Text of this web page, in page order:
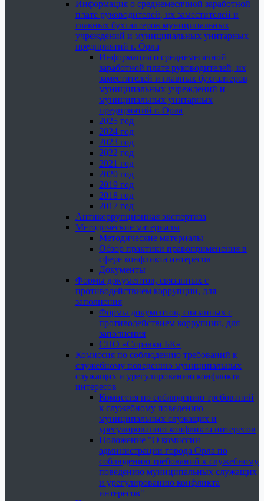
Информация о среднемесячной заработной
плате руководителей, их заместителей и
главных бухгалтеров муниципальных
учреждений и муниципальных унитарных
предприятий г. Орла
Информация о среднемесячной
заработной плате руководителей, их
заместителей и главных бухгалтеров
муниципальных учреждений и
муниципальных унитарных
предприятий г. Орла
2025 год
2024 год
2023 год
2022 год
2021 год
2020 год
2019 год
2018 год
2017 год
Антикоррупционная экспертиза
Методические материалы
Методические материалы
Обзор практики правоприменения в
сфере конфликта интересов
Документы
Формы документов, связанных с
противодействием коррупции, для
заполнения
Формы документов, связанных с
противодействием коррупции, для
заполнения
СПО «Справки БК»
Комиссия по соблюдению требований к
служебному поведению муниципальных
служащих и урегулированию конфликта
интересов
Комиссия по соблюдению требований
к служебному поведению
муниципальных служащих и
урегулированию конфликта интересов
Положение "О комиссии
администрации города Орла по
соблюдению требований к служебному
поведению муниципальных служащих
и урегулированию конфликта
интересов"